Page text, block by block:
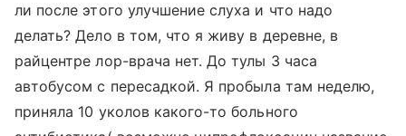
ли после этого улучшение слуха и что надо
делать? Дело в том, что я живу в деревне, в
райцентре лор-врача нет. До тулы 3 часа
автобусом с пересадкой. Я пробыла там неделю,
приняла 10 уколов какого-то больного